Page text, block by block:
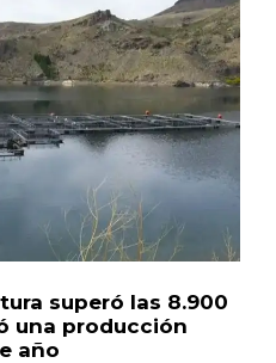
superó las 8.900
una producción
año